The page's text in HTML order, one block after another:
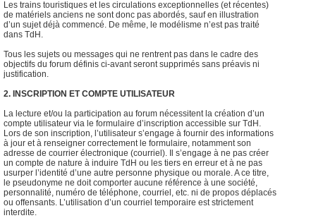
Les trains touristiques et les circulations exceptionnelles (et récentes)
de matériels anciens ne sont donc pas abordés, sauf en illustration
d’un sujet déjà commencé. De même, le modélisme n’est pas traité
dans TdH.
Tous les sujets ou messages qui ne rentrent pas dans le cadre des
objectifs du forum définis ci-avant seront supprimés sans préavis ni
justification.
2. INSCRIPTION ET COMPTE UTILISATEUR
La lecture et/ou la participation au forum nécessitent la création d’un
compte utilisateur via le formulaire d’inscription accessible sur TdH.
Lors de son inscription, l’utilisateur s’engage à fournir des informations
à jour et à renseigner correctement le formulaire, notamment son
adresse de courrier électronique (courriel). Il s’engage à ne pas créer
un compte de nature à induire TdH ou les tiers en erreur et à ne pas
usurper l’identité d’une autre personne physique ou morale. A ce titre,
le pseudonyme ne doit comporter aucune référence à une société,
personnalité, numéro de téléphone, courriel, etc. ni de propos déplacés
ou offensants. L’utilisation d’un courriel temporaire est strictement
interdite.